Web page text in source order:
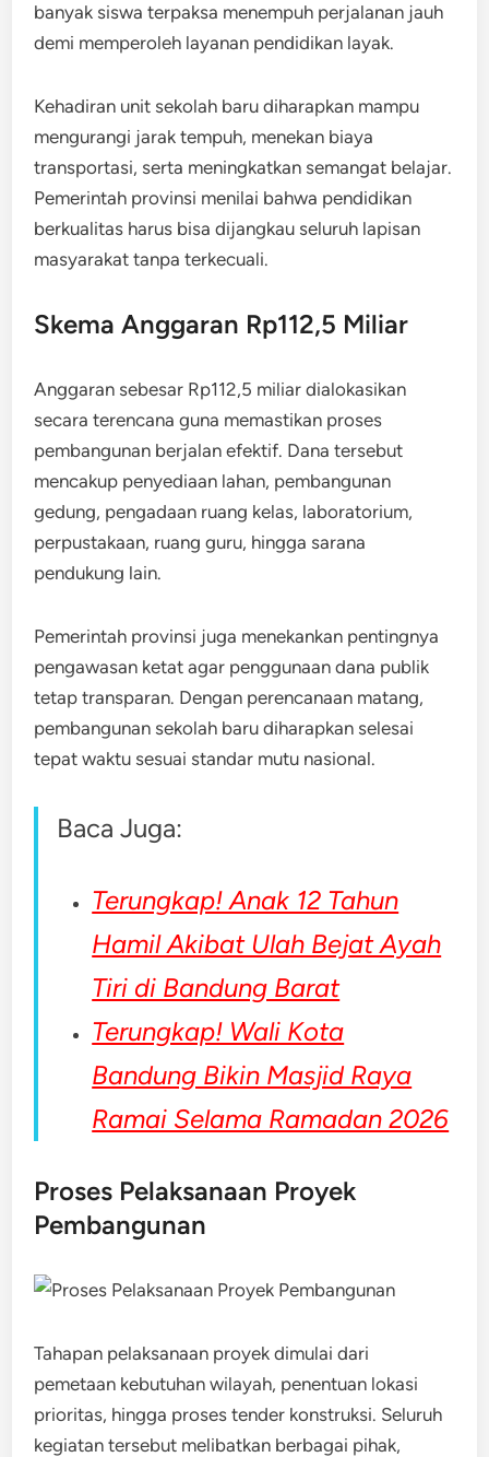
banyak siswa terpaksa menempuh perjalanan jauh
demi memperoleh layanan pendidikan layak.
Kehadiran unit sekolah baru diharapkan mampu
mengurangi jarak tempuh, menekan biaya
transportasi, serta meningkatkan semangat belajar.
Pemerintah provinsi menilai bahwa pendidikan
berkualitas harus bisa dijangkau seluruh lapisan
masyarakat tanpa terkecuali.
Skema Anggaran Rp112,5 Miliar
Anggaran sebesar Rp112,5 miliar dialokasikan
secara terencana guna memastikan proses
pembangunan berjalan efektif. Dana tersebut
mencakup penyediaan lahan, pembangunan
gedung, pengadaan ruang kelas, laboratorium,
perpustakaan, ruang guru, hingga sarana
pendukung lain.
Pemerintah provinsi juga menekankan pentingnya
pengawasan ketat agar penggunaan dana publik
tetap transparan. Dengan perencanaan matang,
pembangunan sekolah baru diharapkan selesai
tepat waktu sesuai standar mutu nasional.
Baca Juga:
Terungkap! Anak 12 Tahun
Hamil Akibat Ulah Bejat Ayah
Tiri di Bandung Barat
Terungkap! Wali Kota
Bandung Bikin Masjid Raya
Ramai Selama Ramadan 2026
Proses Pelaksanaan Proyek
Pembangunan
Tahapan pelaksanaan proyek dimulai dari
pemetaan kebutuhan wilayah, penentuan lokasi
prioritas, hingga proses tender konstruksi. Seluruh
kegiatan tersebut melibatkan berbagai pihak,